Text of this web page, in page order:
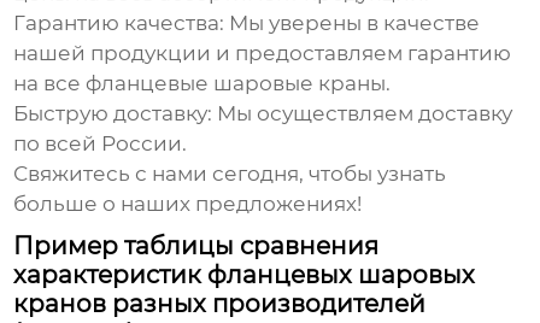
Гарантию качества: Мы уверены в качестве
нашей продукции и предоставляем гарантию
на все фланцевые шаровые краны.
Быструю доставку: Мы осуществляем доставку
по всей России.
Свяжитесь с нами сегодня, чтобы узнать
больше о наших предложениях!
Пример таблицы сравнения
характеристик фланцевых шаровых
кранов разных производителей